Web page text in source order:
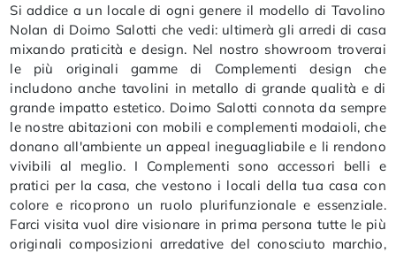
Si addice a un locale di ogni genere il modello di Tavolino
Nolan di Doimo Salotti che vedi: ultimerà gli arredi di casa
mixando praticità e design. Nel nostro showroom troverai
le più originali gamme di Complementi design che
includono anche tavolini in metallo di grande qualità e di
grande impatto estetico. Doimo Salotti connota da sempre
le nostre abitazioni con mobili e complementi modaioli, che
donano all'ambiente un appeal ineguagliabile e li rendono
vivibili al meglio. I Complementi sono accessori belli e
pratici per la casa, che vestono i locali della tua casa con
colore e ricoprono un ruolo plurifunzionale e essenziale.
Farci visita vuol dire visionare in prima persona tutte le più
originali composizioni arredative del conosciuto marchio,